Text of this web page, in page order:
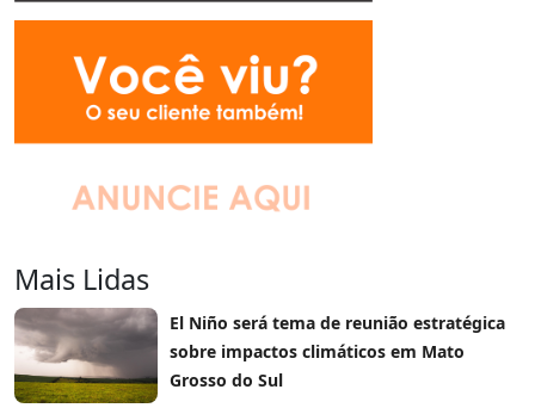
Mais Lidas
El Niño será tema de reunião estratégica
sobre impactos climáticos em Mato
Grosso do Sul